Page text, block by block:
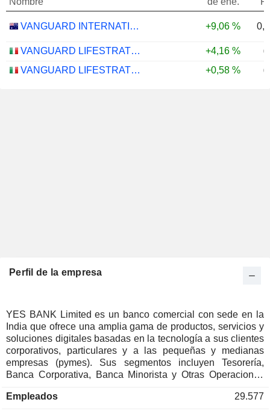
VANGUARD INTERNATIONAL EQUITY INDEX FUNDS - VANGUARD FTSE ALL-WORLD EX-US ETF +9,06 %
VANGUARD LIFESTRATEGY 40% EQUITY UCITS ETF - DISTRIBUTING - EUR +4,16 %
VANGUARD LIFESTRATEGY 20% EQUITY UCITS ETF - DISTRIBUTING - EUR
+0,58 %
Perfil de la empresa
YES BANK Limited es un banco comercial con sede en la
India que ofrece una amplia gama de productos, servicios y
soluciones digitales basadas en la tecnología a sus clientes
corporativos, particulares y a las pequeñas y medianas
empresas (pymes). Sus segmentos incluyen Tesorería,
Banca Corporativa, Banca Minorista y Otras Operaciones
todas las actividades en los mercados financieros
Empleados 29.577